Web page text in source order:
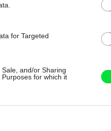
for Targeted
and/or Sharing
for which it